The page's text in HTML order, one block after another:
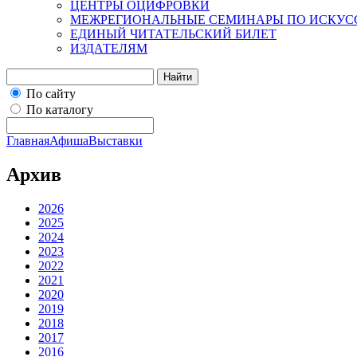
ЦЕНТРЫ ОЦИФРОВКИ
МЕЖРЕГИОНАЛЬНЫЕ СЕМИНАРЫ ПО
ЕДИНЫЙ ЧИТАТЕЛЬСКИЙ БИЛЕТ
ИЗДАТЕЛЯМ
Найти
По сайту
По каталогу
ГлавнаяАфишаВыставки
Архив
2026
2025
2024
2023
2022
2021
2020
2019
2018
2017
2016